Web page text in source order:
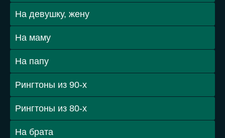
На девушку, жену
На маму
На папу
Рингтоны из 90-х
Рингтоны из 80-х
На брата